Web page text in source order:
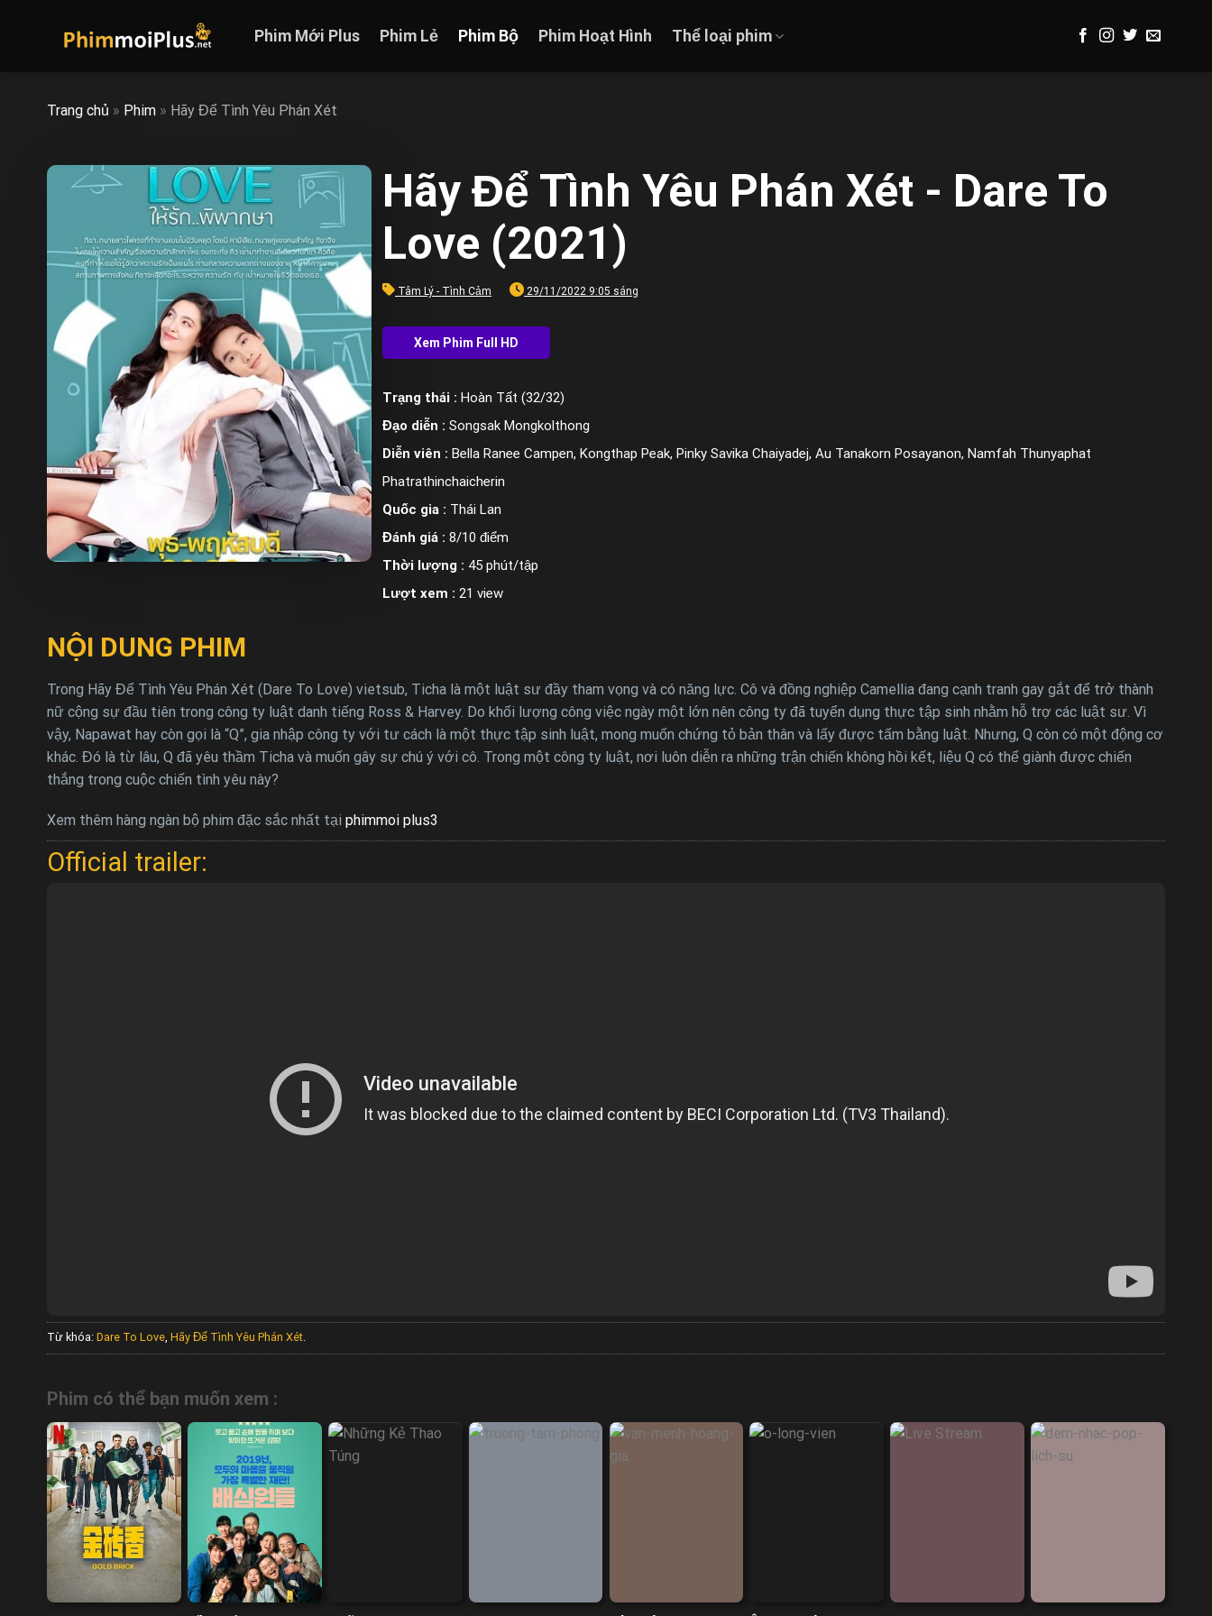
Phim Mới Plus Phim Lẻ Phim Bộ Phim Hoạt Hình Thể loại phim
Trang chủ » Phim » Hãy Để Tình Yêu Phán Xét
Hãy Để Tình Yêu Phán Xét - Dare To
Love (2021)
Tâm Lý - Tình Cảm 29/11/2022 9:05 sáng
Trạng thái : Hoàn Tất (32/32)
Đạo diễn : Songsak Mongkolthong
Diễn viên : Bella Ranee Campen, Kongthap Peak, Pinky Savika Chaiyadej, Au Tanakorn Posayanon, Namfah Thunyaphat
Phatrathinchaicherin
Quốc gia : Thái Lan
Đánh giá : 8/10 điểm
Thời lượng : 45 phút/tập
Lượt xem : 21 view
NỘI DUNG PHIM
Trong Hãy Để Tình Yêu Phán Xét (Dare To Love) vietsub, Ticha là một luật sư đầy tham vọng và có năng lực. Cô và đồng nghiệp Camellia đang cạnh tranh gay gắt để trở thành
nữ cộng sự đầu tiên trong công ty luật danh tiếng Ross & Harvey. Do khối lượng công việc ngày một lớn nên công ty đã tuyển dụng thực tập sinh nhằm hỗ trợ các luật sư. Vì
vậy, Napawat hay còn gọi là “Q”, gia nhập công ty với tư cách là một thực tập sinh luật, mong muốn chứng tỏ bản thân và lấy được tấm bằng luật. Nhưng, Q còn có một động cơ
khác. Đó là từ lâu, Q đã yêu thầm Ticha và muốn gây sự chú ý với cô. Trong một công ty luật, nơi luôn diễn ra những trận chiến không hồi kết, liệu Q có thể giành được chiến
thắng trong cuộc chiến tình yêu này?
Xem thêm hàng ngàn bộ phim đặc sắc nhất tại phimmoi plus3
Official trailer:
Từ khóa: Dare To Love Hãy Để Tình Yêu Phán Xét
Phim có thể bạn muốn xem :